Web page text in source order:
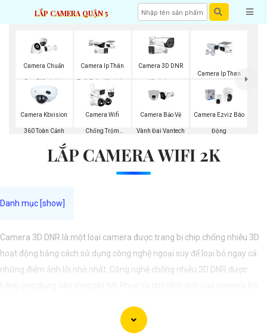
LẮP CAMERA QUẬN 5
Camera Chuẩn
Onvif Kbvision
Camera Ip Thân
Full Color Kbvision
Camera 3D DNR
Kbvision
Camera Ip Than
Kbvision
Camera Kbvision
360 Toàn Cảnh
Camera Wifi
Chống Trộm
Camera Bảo Vệ
Vành Đai Vantech
Camera Ezviz Báo
Động
LẮP CAMERA WIFI 2K
Camera 3D DNR là một loại camera được trang bị chip chống nhiễu 3D
hoạt động bằng cách sử dụng công nghệ ngoại suy để loại bỏ ngay cả
những điểm ảnh lỗi nhỏ nhất. Công nghệ chống nhiễu 3D DNR được
Với tính năng chống nhiễu 3D DNR camera sẽ giúp bạn quan sát được